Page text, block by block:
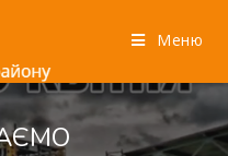
Меню